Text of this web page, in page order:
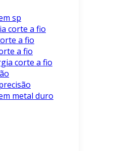
sp
corte a fio
a fio
a fio
corte a fio
metal duro